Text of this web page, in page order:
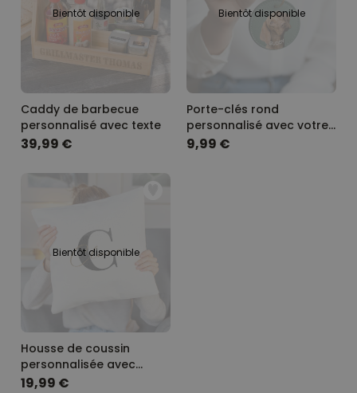
Bientôt disponible
Caddy de barbecue
personnalisé avec texte
39,99 €
Bientôt disponible
Porte-clés rond
personnalisé avec votre
animal de compagnie
9,99 €
Bientôt disponible
Housse de coussin
personnalisée avec
monogramme
19,99 €